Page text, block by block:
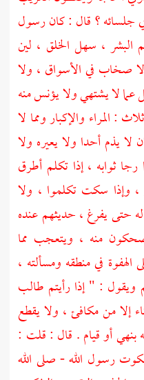
؟ قال : كان رسول
البشر ، سهل الخلق ، لين
صخاب في الأسواق ، ولا
لا يشتهي ولا يؤنس منه
: المراء والإكبار ومما لا
يذم أحدا ولا يعيره ولا
ثوابه ، إذا تكلم أطرق
، وإذا سكت تكلموا ، ولا
حتى يفرغ ، حديثهم عنده
منه ، ويتعجب مما
في منطقه ومسألته ،
ويقول : " إذا رأيتم طالب
إلا من مكافئ ، ولا يقطع
بنهي أو قيام . قال : قلت :
رسول الله - صلى الله